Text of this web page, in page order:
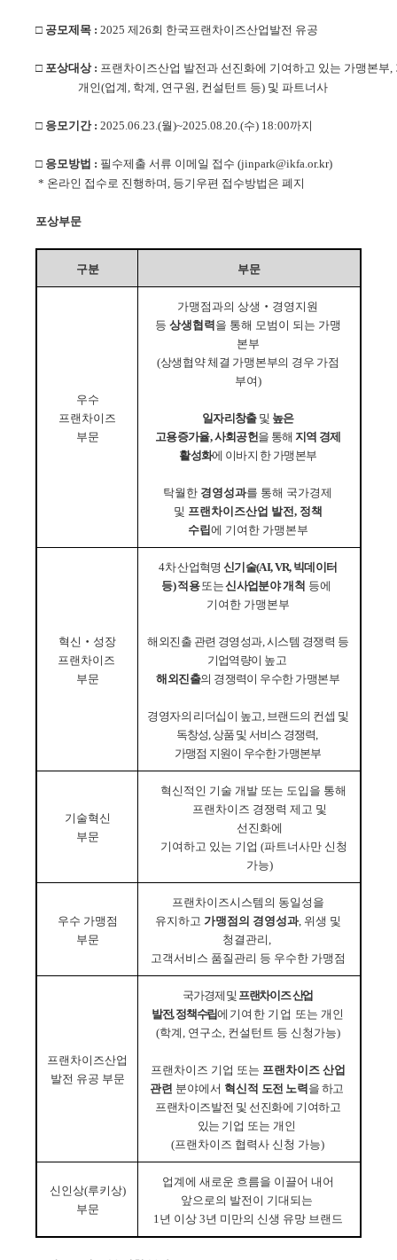
□ 공모제목 : 2025 제26회 한국프랜차이즈산업발전 유공
□ 포상대상 : 프랜차이즈산업 발전과 선진화에 기여하고 있는 가맹본부
개인(업계, 학계, 연구원, 컨설턴트 등) 및 파트너사
□ 응모기간 : 2025.06.23.(월)~2025.08.20.(수) 18:00까지
□ 응모방법 : 필수제출 서류 이메일 접수 (jinpark@ikfa.or.kr)
* 온라인 접수로 진행하며, 등기우편 접수방법은 폐지
포상부문
구분 부문
우수
프랜차이즈
부문
가맹점과의 상생 ‧ 경영지원
등 상생협력 을 통해 모범이 되는 가맹
본부
(상생협약 체결 가맹본부의 경우 가점
부여)
일자리창출 및 높은
고용증가율,사회공헌을 통해 지역 경제
활성화에 이바지 한 가맹본부
탁월한 경영성과를 통해 국가경제
및 프랜차이즈산업 발전, 정책
수립에 기여한 가맹본부
혁신 ‧ 성장
프랜차이즈
부문
4차 산업혁명 신기술(AI, VR, 빅데이터
등)적용 또는신사업분야 개척 등에
기여한 가맹본부
해외진출 관련 경영성과,시스템 경쟁력 등
기업역량이 높고
해외진출의 경쟁력이 우수한 가맹본부
경영자의 리더십이 높고, 브랜드의 컨셉 및
독창성,상품 및 서비스 경쟁력,
가맹점 지원이 우수한 가맹본부
기술혁신
부문
혁신적인 기술 개발 또는 도입을 통해
프랜차이즈 경쟁력 제고 및
선진화에
기여하고 있는 기업 (파트너사만 신청
가능)
우수 가맹점
부문
프랜차이즈시스템의 동일성을
유지하고 가맹점의 경영성과, 위생 및
청결관리,
고객서비스 품질관리 등 우수한 가맹점
프랜차이즈산업
발전 유공 부문
국가경제 및 프랜차이즈 산업
발전,정책수립에 기여한 기업 또는 개인
(학계, 연구소, 컨설턴트 등 신청가능)
프랜차이즈 기업 또는 프랜차이즈 산업
관련 분야에서 혁신적 도전 노력 을 하고
프랜차이즈발전 및 선진화에 기여하고
있는 기업 또는 개인
(프랜차이즈 협력사 신청 가능)
신인상(루키상)
부문
업계에 새로운 흐름을 이끌어 내어
앞으로의 발전이 기대되는
1년 이상 3년 미만의 신생 유망 브랜드